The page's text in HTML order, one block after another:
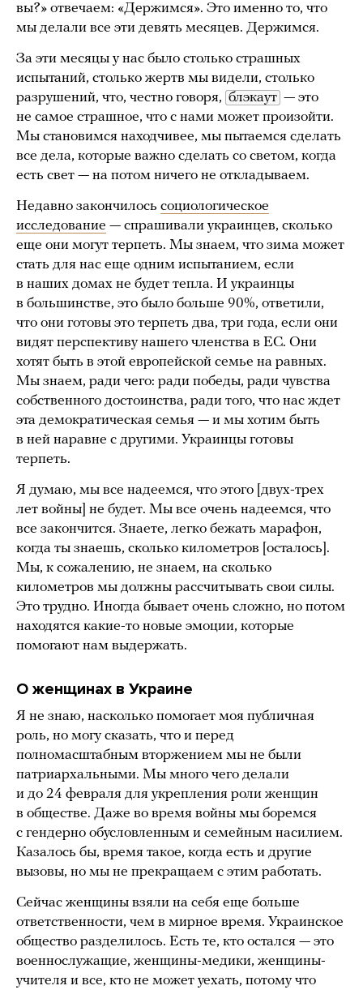
вы?» отвечаем: «Держимся». Это именно то, что
мы делали все эти девять месяцев. Держимся.
За эти месяцы у нас было столько страшных
испытаний, столько жертв мы видели, столько
разрушений, что, честно говоря, блэкаут — это
не самое страшное, что с нами может произойти.
Мы становимся находчивее, мы пытаемся сделать
все дела, которые важно сделать со светом, когда
есть свет — на потом ничего не откладываем.
Недавно закончилось социологическое
исследование — спрашивали украинцев, сколько
еще они могут терпеть. Мы знаем, что зима может
стать для нас еще одним испытанием, если
в наших домах не будет тепла. И украинцы
в большинстве, это было больше 90%, ответили,
что они готовы это терпеть два, три года, если они
видят перспективу нашего членства в ЕС. Они
хотят быть в этой европейской семье на равных.
Мы знаем, ради чего: ради победы, ради чувства
собственного достоинства, ради того, что нас ждет
эта демократическая семья — и мы хотим быть
в ней наравне с другими. Украинцы готовы
терпеть.
Я думаю, мы все надеемся, что этого [двух-трех
лет войны] не будет. Мы все очень надеемся, что
все закончится. Знаете, легко бежать марафон,
когда ты знаешь, сколько километров [осталось].
Мы, к сожалению, не знаем, на сколько
километров мы должны рассчитывать свои силы.
Это трудно. Иногда бывает очень сложно, но потом
находятся какие-то новые эмоции, которые
помогают нам выдержать.
О женщинах в Украине
Я не знаю, насколько помогает моя публичная
роль, но могу сказать, что и перед
полномасштабным вторжением мы не были
патриархальными. Мы много чего делали
и до 24 февраля для укрепления роли женщин
в обществе. Даже во время войны мы боремся
с гендерно обусловленным и семейным насилием.
Казалось бы, время такое, когда есть и другие
вызовы, но мы не прекращаем с этим работать.
Сейчас женщины взяли на себя еще больше
ответственности, чем в мирное время. Украинское
общество разделилось. Есть те, кто остался — это
военнослужащие, женщины-медики, женщины-
учителя и все, кто не может уехать, потому что